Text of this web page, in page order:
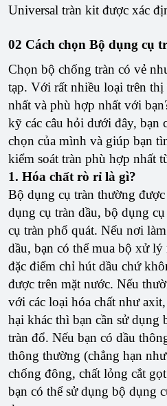
Universal tràn kit được xác
02 Cách chọn Bộ dụng cụ
Chọn bộ chống tràn có vẻ
tạp. Với rất nhiều loại trên
nhất và phù hợp nhất với
kỹ các câu hỏi dưới đây, bạn
chọn của mình và giúp bạn
kiểm soát tràn phù hợp nhất
1. Hóa chất rò rỉ là gì?
Bộ dụng cụ tràn thường
dụng cụ tràn dầu, bộ dụng
cụ tràn phổ quát. Nếu nơi
dầu, bạn có thể mua bộ xử
đặc điểm chỉ hút dầu chứ
được trên mặt nước. Nếu
với các loại hóa chất như
hại khác thì bạn cần sử dụng
tràn đổ. Nếu bạn có dầu
thông thường (chẳng hạn
chống đông, chất lỏng cắt
bạn có thể sử dụng bộ dụng